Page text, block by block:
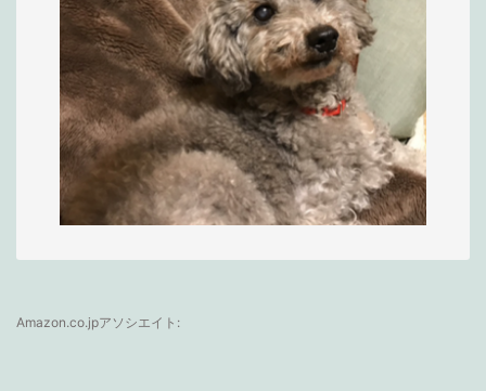
Amazon.co.jpアソシエイト: